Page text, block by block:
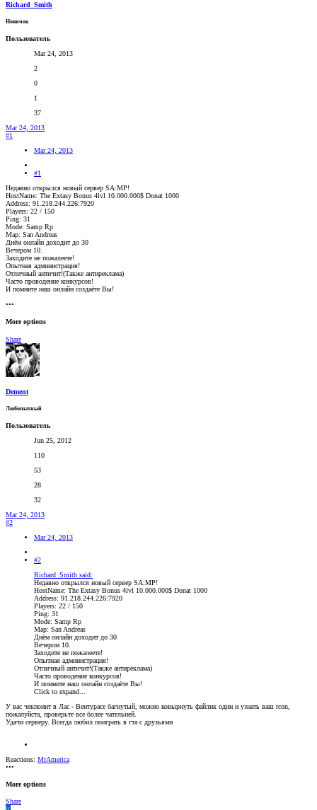
Richard_Smith
Новичок
Пользователь
Mar 24, 2013
2
0
1
37
Mar 24, 2013
#1
Mar 24, 2013
#1
Недавно открылся новый сервер SA:MP!
HostName: The Extasy Bonus 4lvl 10.000.000$ Donat 1000
Address: 91.218.244.226:7920
Players: 22 / 150
Ping: 31
Mode: Samp Rp
Map: San Andreas
Днём онлайн доходит до 30
Вечером 10.
Заходите не пожалеете!
Опытная администрация!
Отличный античит!(Также антиреклама)
Часто проводение конкурсов!
И помните наш онлайн создаёте Вы!
•••
More options
Share
Dement
Любопытный
Пользователь
Jun 25, 2012
110
53
28
32
Mar 24, 2013
#2
Mar 24, 2013
#2
Richard_Smith said:
Недавно открылся новый сервер SA:MP!
HostName: The Extasy Bonus 4lvl 10.000.000$ Donat 1000
Address: 91.218.244.226:7920
Players: 22 / 150
Ping: 31
Mode: Samp Rp
Map: San Andreas
Днём онлайн доходит до 30
Вечером 10.
Заходите не пожалеете!
Опытная администрация!
Отличный античит!(Также антиреклама)
Часто проводение конкурсов!
И помните наш онлайн создаёте Вы!
Click to expand...
У вас чекпоинт в Лас - Вентурасе багнутый, можно ковырнуть файлик один и узнать ваш rcon,
пожалуйста, проверьте все более чательней.
Удачи серверу. Всегда любил поиграть в гта с друзьями
Reactions: MrAmerica
•••
More options
Share